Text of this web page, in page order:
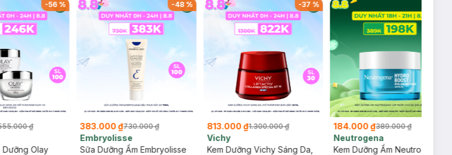
-56%
₫
Dưỡng Olay
-48%
383.000 ₫730.000 ₫
Embryolisse
Sữa Dưỡng Ẩm Embryolisse
-37 %
813.000 ₫1.300.000 ₫
Vichy
Kem Dưỡng Vichy Sáng Da,
184.000 ₫389.000 ₫
Neutrogena
Kem Dưỡng Ẩm Neutrogena